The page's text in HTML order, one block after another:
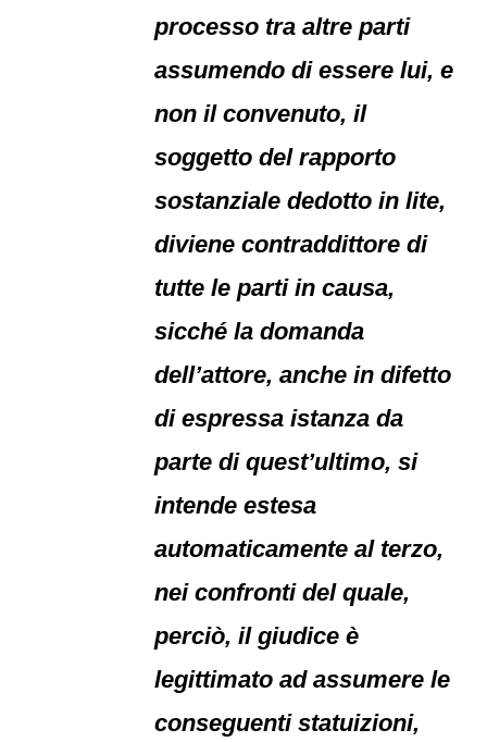
processo tra altre parti
assumendo di essere lui, e
non il convenuto, il
soggetto del rapporto
sostanziale dedotto in lite,
diviene contraddittore di
tutte le parti in causa,
sicché la domanda
dell’attore, anche in difetto
di espressa istanza da
parte di quest’ultimo, si
intende estesa
automaticamente al terzo,
nei confronti del quale,
perciò, il giudice è
legittimato ad assumere le
conseguenti statuizioni,